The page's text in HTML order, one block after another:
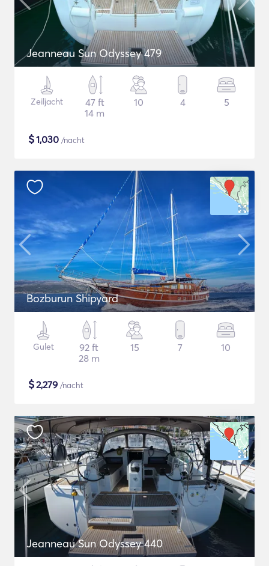
Jeanneau Sun Odyssey 479
Zeiljacht
47 ft
14 m
10 4 5
$1,030 /nacht
Bozburun Shipyard
Gulet
92 ft
28 m
15 7 10
$2,279 /nacht
Jeanneau Sun Odyssey 440